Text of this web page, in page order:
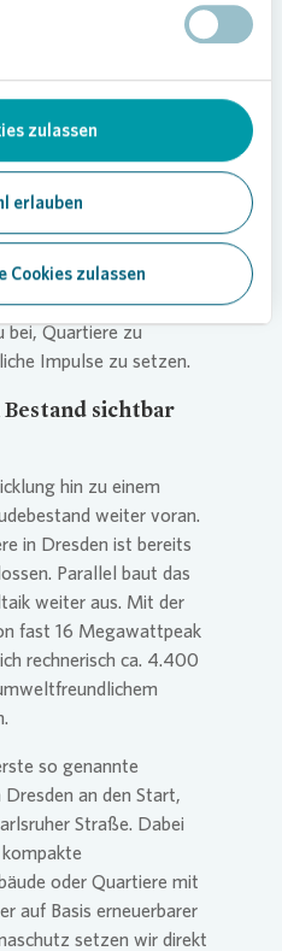
zulassen
erlauben
Cookies zulassen
Teilnehmende. An sie
ausgegeben, die
und kulturelle
aktiv unterstützt, etwa
für Kinder und
und mit den
Dort sind wir präsent,
wo es sinnvoll ist“,
einzelne neue
bei, Quartiere zu
Impulse zu setzen.
sichtbar
hin zu einem
weiter voran.
in Dresden ist bereits
Parallel baut das
weiter aus. Mit der
fast 16 Megawattpeak
rechnerisch ca. 4.400
so genannte
an den Start,
Straße. Dabei
oder Quartiere mit
auf Basis erneuerbarer
setzen wir direkt